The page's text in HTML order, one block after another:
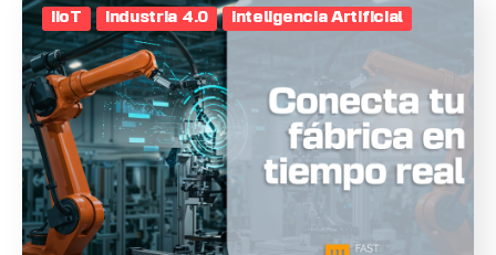
IIoT Industria 4.0 Inteligencia Artificial